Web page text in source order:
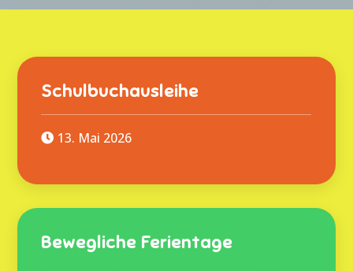
Schulbuchausleihe
13. Mai 2026
Bewegliche Ferientage